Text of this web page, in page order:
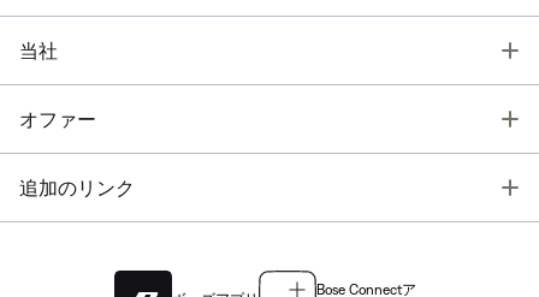
当社
オファー
追加のリンク
Bose Connectア